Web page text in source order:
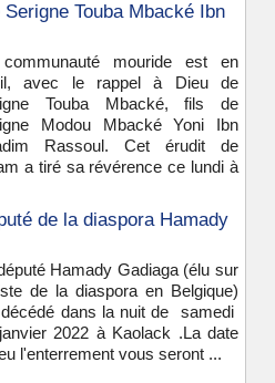
Touba Mbacké Ibn
mouride est en
avec le rappel à Dieu de
Touba Mbacké, fils de
Modou Mbacké Yoni Ibn
Rassoul. Cet érudit de
a tiré sa révérence ce lundi à
de la diaspora Hamady
Hamady Gadiaga (élu sur
de la diaspora en Belgique)
dans la nuit de samedi
2022 à Kaolack .La date
l'enterrement vous seront ...